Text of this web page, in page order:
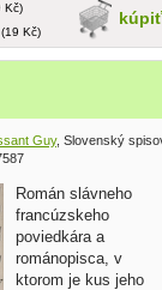
kúpiť
Kč)
(19 Kč)
Guy, Slovenský
Román slávneho
francúzskeho
poviedkára a
románopisca, v
ktorom je kus jeho